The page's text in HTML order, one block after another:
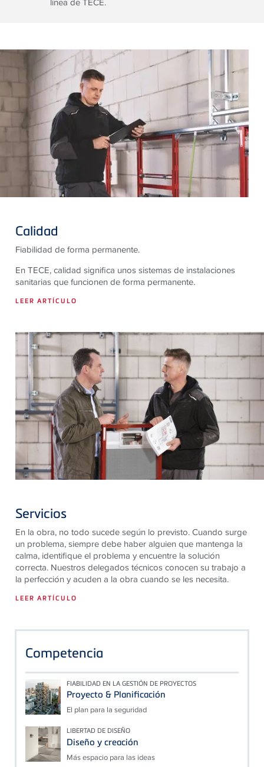
Calidad
Fiabilidad de forma permanente.
En TECE, calidad significa unos sistemas de instalaciones
sanitarias que funcionen de forma permanente.
LEER ARTÍCULO
Servicios
En la obra, no todo sucede según lo previsto. Cuando surge
un problema, siempre debe haber alguien que mantenga la
calma, identifique el problema y encuentre la solución
correcta. Nuestros delegados técnicos conocen su trabajo a
la perfección y acuden a la obra cuando se les necesita.
LEER ARTÍCULO
Competencia
FIABILIDAD EN LA GESTIÓN DE PROYECTOS
Proyecto & Planificación
El plan para la seguridad
LIBERTAD DE DISEÑO
Diseño y creación
Más espacio para las ideas